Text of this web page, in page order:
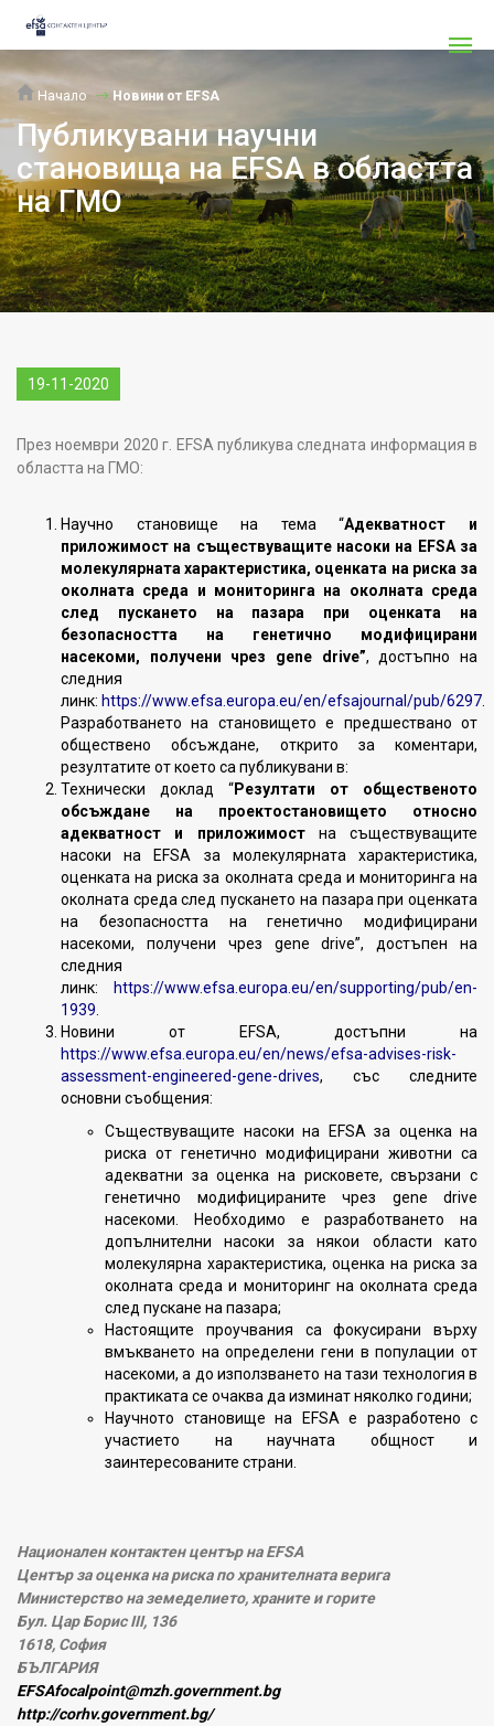
Начало Новини от EFSA
Публикувани научни
становища на EFSA в областта
на ГМО
19-11-2020
През ноември 2020 г. EFSA публикува следната информация в
областта на ГМО:
Научно становище на тема “Адекватност и
приложимост на съществуващите насоки на EFSA за
молекулярната характеристика, оценката на риска за
околната среда и мониторинга на околната среда
след пускането на пазара при оценката на
безопасността на генетично модифицирани
насекоми, получени чрез gene drive”, достъпно на
следния
линк: https://www.efsa.europa.eu/en/efsajournal/pub/6297
Разработването на становището е предшествано от
обществено обсъждане, открито за коментари,
резултатите от което са публикувани в:
Технически доклад “Резултати от общественото
обсъждане на проектостановището относно
адекватност и приложимост на съществуващите
насоки на EFSA за молекулярната характеристика,
оценката на риска за околната среда и мониторинга на
околната среда след пускането на пазара при оценката
на безопасността на генетично модифицирани
насекоми, получени чрез gene drive”, достъпен на
следния
линк:
https://www.efsa.europa.eu/en/supporting/pub/en-
1939
Новини от EFSA, достъпни на
https://www.efsa.europa.eu/en/news/efsa-advises-risk-
assessment-engineered-gene-drives, със следните
основни съобщения:
Съществуващите насоки на EFSA за оценка на
риска от генетично модифицирани животни са
адекватни за оценка на рисковете, свързани с
генетично модифицираните чрез gene drive
насекоми. Необходимо е разработването на
допълнителни насоки за някои области като
молекулярна характеристика, оценка на риска за
околната среда и мониторинг на околната среда
след пускане на пазара;
Настоящите проучвания са фокусирани върху
вмъкването на определени гени в популации от
насекоми, а до използването на тази технология в
практиката се очаква да изминат няколко години;
Научното становище на EFSA е разработено с
участието на научната общност и
заинтересованите страни.
Национален контактен център на EFSA
Център за оценка на риска по хранителната верига
Министерство на земеделието, храните и горите
Бул. Цар Борис III, 136
1618, София
БЪЛГАРИЯ
EFSAfocalpoint@mzh.government.bg
http://corhv.government.bg/